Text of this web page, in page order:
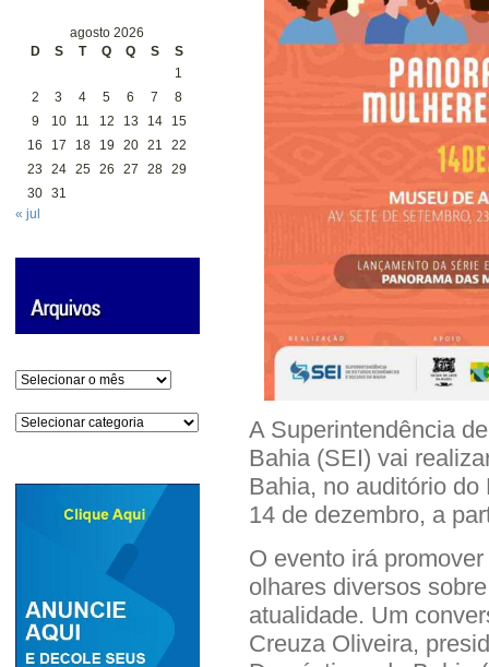
agosto 2026
D
S T Q Q S
S
1
2
3 4 5 6 7
8
9
10 11 12 13 14
15
16
17 18 19 20 21
22
23
24 25 26 27 28 29
30 31
« jul
Arquivos
Categorias
A Superintendência
Bahia (SEI) vai
Bahia, no auditório
14 de dezembro, a
O evento irá
olhares diversos
atualidade. Um
Creuza Oliveira,